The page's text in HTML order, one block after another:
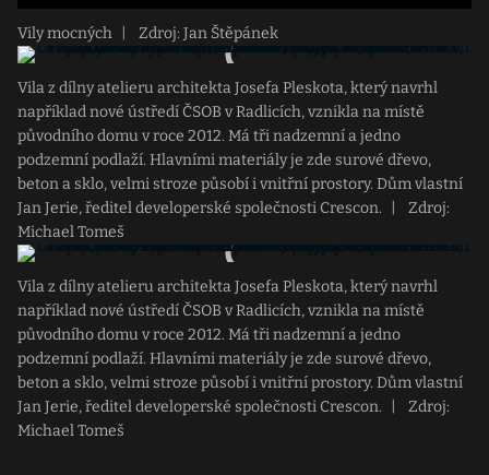
Vily mocných Zdroj: Jan Štěpánek
Vila z dílny atelieru architekta Josefa Pleskota, který navrhl
například nové ústředí ČSOB v Radlicích, vznikla na místě
původního domu v roce 2012. Má tři nadzemní a jedno
podzemní podlaží. Hlavními materiály je zde surové dřevo,
beton a sklo, velmi stroze působí i vnitřní prostory. Dům vlastní
Jan Jerie, ředitel developerské společnosti Crescon.
Zdroj:
Michael Tomeš
Vila z dílny atelieru architekta Josefa Pleskota, který navrhl
například nové ústředí ČSOB v Radlicích, vznikla na místě
původního domu v roce 2012. Má tři nadzemní a jedno
podzemní podlaží. Hlavními materiály je zde surové dřevo,
beton a sklo, velmi stroze působí i vnitřní prostory. Dům vlastní
Jan Jerie, ředitel developerské společnosti Crescon.
Zdroj:
Michael Tomeš